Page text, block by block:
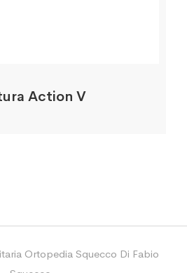
Action V
Ortopedia Squecco Di Fabio